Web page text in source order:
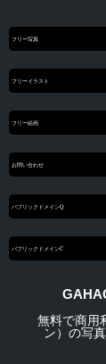
フリー写真
フリーイラスト
フリー絵画
お問い合わせ
パブリックドメインQ
パブリックドメインC
無料で商用
ン）の写